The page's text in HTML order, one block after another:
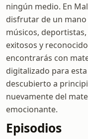
ningún medio. En
disfrutar de un
músicos,
exitosos y
encontrarás con
digitalizado para
descubierto a
nuevamente del
emocionante.
Episodios